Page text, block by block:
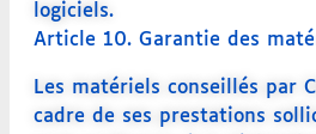
logiciels.
Article 10. Garantie des
Les matériels conseillés par
cadre de ses prestations